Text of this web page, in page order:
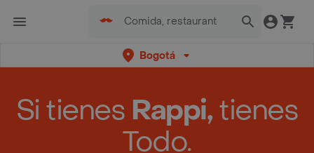
Bogotá
Si tienes Rappi,tienes
Todo.